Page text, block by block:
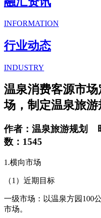
INFORMATION
行业动态
INDUSTRY
温泉消费客源市
场，制定温泉旅
作者：温泉旅游规划
数：1545
1.横向市场
（1）近期目标
一级市场：以温泉方园100
市场。